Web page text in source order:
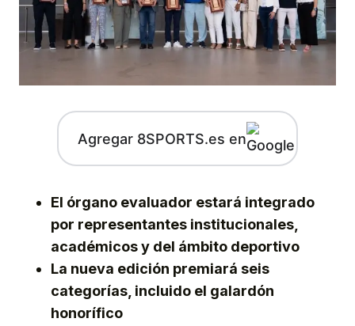
Agregar 8SPORTS.es en
El órgano evaluador estará integrado
por representantes institucionales,
académicos y del ámbito deportivo
La nueva edición premiará seis
categorías, incluido el galardón
honorífico